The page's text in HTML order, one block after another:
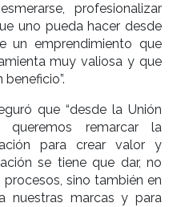
profesionalizar
uno pueda hacer desde
un emprendimiento que
muy valiosa y que
que “desde la Unión
remarcar la
para crear valor y
se tiene que dar, no
sino también en
nuestras marcas y para